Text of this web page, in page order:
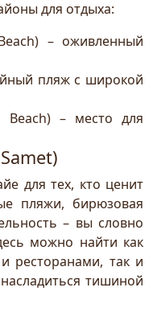
для отдыха:
– оживленный
пляж с широкой
– место для
для тех, кто ценит
пляжи, бирюзовая
– вы словно
можно найти как
ресторанами, так и
тишиной